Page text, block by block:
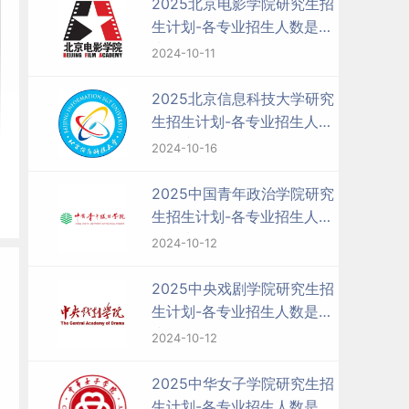
2025北京电影学院研究生招
生计划-各专业招生人数是多
少
2024-10-11
2025北京信息科技大学研究
生招生计划-各专业招生人数
是多少
2024-10-16
2025中国青年政治学院研究
生招生计划-各专业招生人数
是多少
2024-10-12
2025中央戏剧学院研究生招
生计划-各专业招生人数是多
少
2024-10-12
2025中华女子学院研究生招